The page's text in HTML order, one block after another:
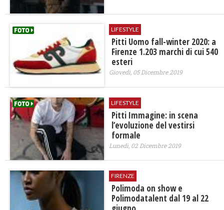
LIFESTYLE
Pitti Uomo fall-winter 2020: a
Firenze 1.203 marchi di cui 540
esteri
Giovedì, 05 Dicembre 2019
LIFESTYLE
Pitti Immagine: in scena
l’evoluzione del vestirsi
formale
Lunedì, 02 Dicembre 2019
FIRENZE
Polimoda on show e
Polimodatalent dal 19 al 22